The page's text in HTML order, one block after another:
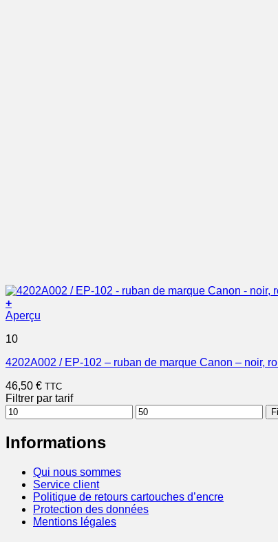
+
Aperçu
10
4202A002 / EP-102 – ruban de marque Canon – noir,
46,50 € TTC
Filtrer par tarif
Prix
min
Prix
max
Informations
Qui nous sommes
Service client
Politique de retours cartouches d’encre
Protection des données
Mentions légales